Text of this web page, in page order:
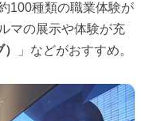
100種類の職業体験が
マの展示や体験が充
」などがおすすめ。